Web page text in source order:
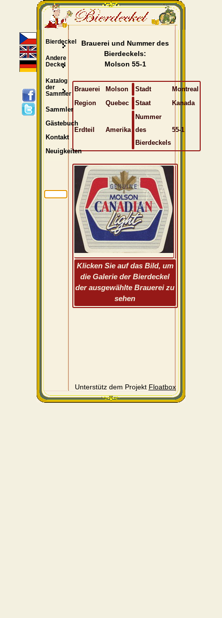
Brauerei und Nummer des
Bierdeckels:
Molson 55-1
Brauerei Molson Stadt
Montreal
Region
Quebec Staat Kanada
Erdteil Amerika
Nummer
des
Bierdeckels
55-1
Klicken Sie auf das Bild, um
die Galerie der Bierdeckel
der ausgewählte Brauerei zu
sehen
Unterstütz dem Projekt Floatbox
Bierdeckel
Andere
Deckel
Katalog
der
Sammler
Sammler
Gästebuch
Kontakt
Neuigkeiten